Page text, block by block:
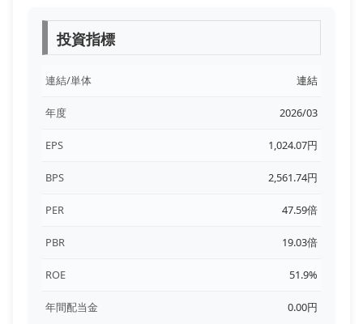
投資指標
連結/単体 連結
年度 2026/03
EPS 1,024.07円
BPS 2,561.74円
PER 47.59倍
PBR 19.03倍
ROE 51.9%
年間配当金 0.00円